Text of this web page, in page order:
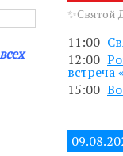
✨Святой
11:00
12:00
встреча
15:00
до 19.00.
до 19.00.